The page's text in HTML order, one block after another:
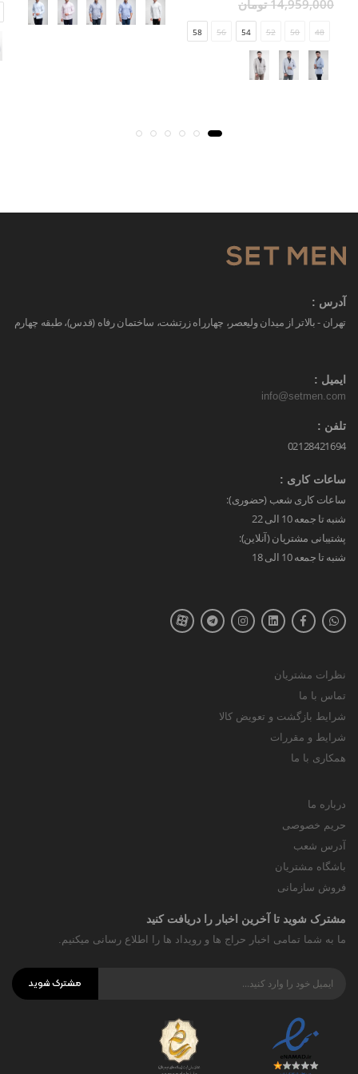
14,959,000 تومان
48
50
52
54
56
58
آدرس :
تهران - بالاتر از میدان ولیعصر، چهارراه زرتشت، ساختمان رفاه (قدس)، طبقه چهارم
ایمیل :
info@setmen.com
تلفن :
02128421694
ساعات کاری :
ساعات کاری شعب (حضوری):
شنبه تا جمعه 10 الی 22
پشتیبانی مشتریان (آنلاین):
شنبه تا جمعه 10 الی 18
نظرات مشتریان
تماس با ما
شرایط بازگشت و تعویض کالا
شرایط و مقررات
همکاری با ما
درباره ما
حریم خصوصی
آدرس شعب
باشگاه مشتریان
فروش سازمانی
مشترک شوید تا آخرین اخبار را دریافت کنید
ما به شما تمامی اخبار حراج ها و رویداد ها را اطلاع رسانی میکنیم.
مشترک شوید